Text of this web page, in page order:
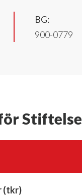
BG:
900-0779
(tkr)